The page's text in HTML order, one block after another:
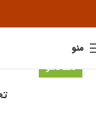
منو
تخت تاشو